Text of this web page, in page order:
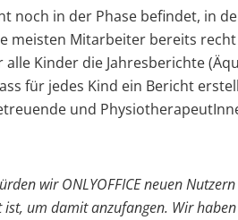
noch in der Phase befindet, in
meisten Mitarbeiter bereits
Kinder die Jahresberichte
für jedes Kind ein Bericht
und
wir ONLYOFFICE neuen
um damit anzufangen. Wir haben